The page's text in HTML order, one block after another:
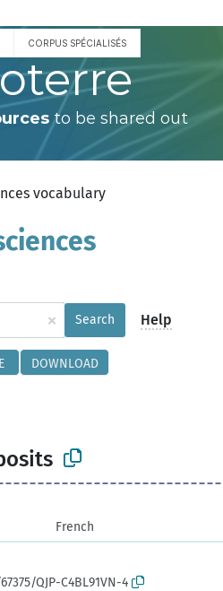
CORPUS SPÉCIALISÉS
to be shared out
vocabulary
× Search Help
DOWNLOAD
French
QJP-C4BL91VN-4